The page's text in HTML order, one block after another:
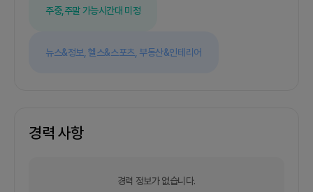
주중,주말 가능시간대 미정
뉴스&정보,헬스&스포츠, 부동산&인테리어
경력 사항
경력 정보가 없습니다.